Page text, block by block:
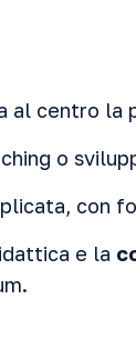
al centro la
o
con
e la